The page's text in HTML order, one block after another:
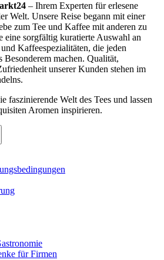
– Ihrem Experten für erlesene
Welt. Unsere Reise begann mit einer
zum Tee und Kaffee mit anderen zu
eine sorgfältig kuratierte Auswahl an
Kaffeespezialitäten, die jeden
Besonderem machen. Qualität,
unserer Kunden stehen im
faszinierende Welt des Tees und lassen
Aromen inspirieren.
für Firmen